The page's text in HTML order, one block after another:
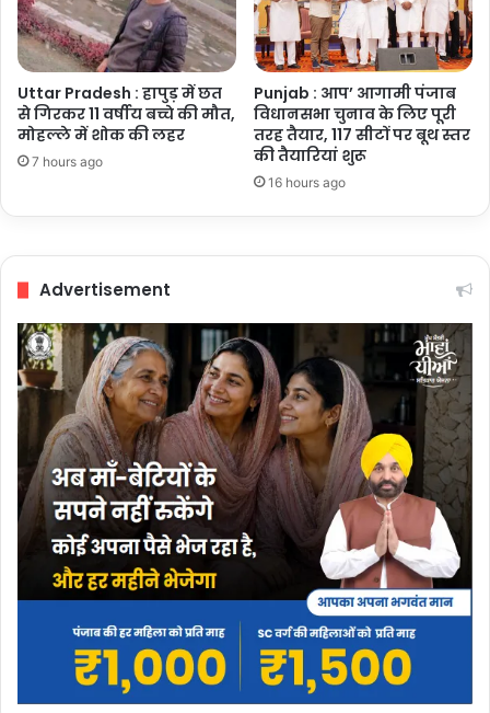
Uttar Pradesh : हापुड़ में छत
से गिरकर 11 वर्षीय बच्चे की मौत,
मोहल्ले में शोक की लहर
7 hours ago
Punjab : आप’ आगामी पंजाब
विधानसभा चुनाव के लिए पूरी
तरह तैयार, 117 सीटों पर बूथ स्तर
की तैयारियां शुरू
16 hours ago
Advertisement